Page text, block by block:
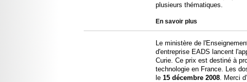
plusieurs thématiques.
En savoir plus
Le ministère de
d'entreprise EADS lancent
Curie. Ce prix est destiné à
technologie en France. Les
le 15 décembre 2008. Merci